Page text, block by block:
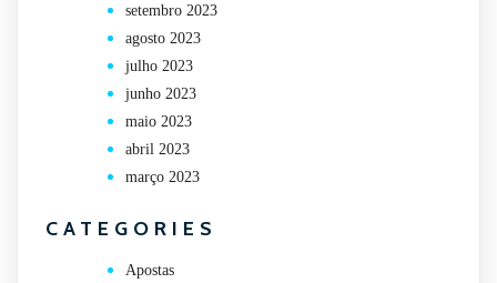
setembro 2023
agosto 2023
julho 2023
junho 2023
maio 2023
abril 2023
março 2023
CATEGORIES
Apostas